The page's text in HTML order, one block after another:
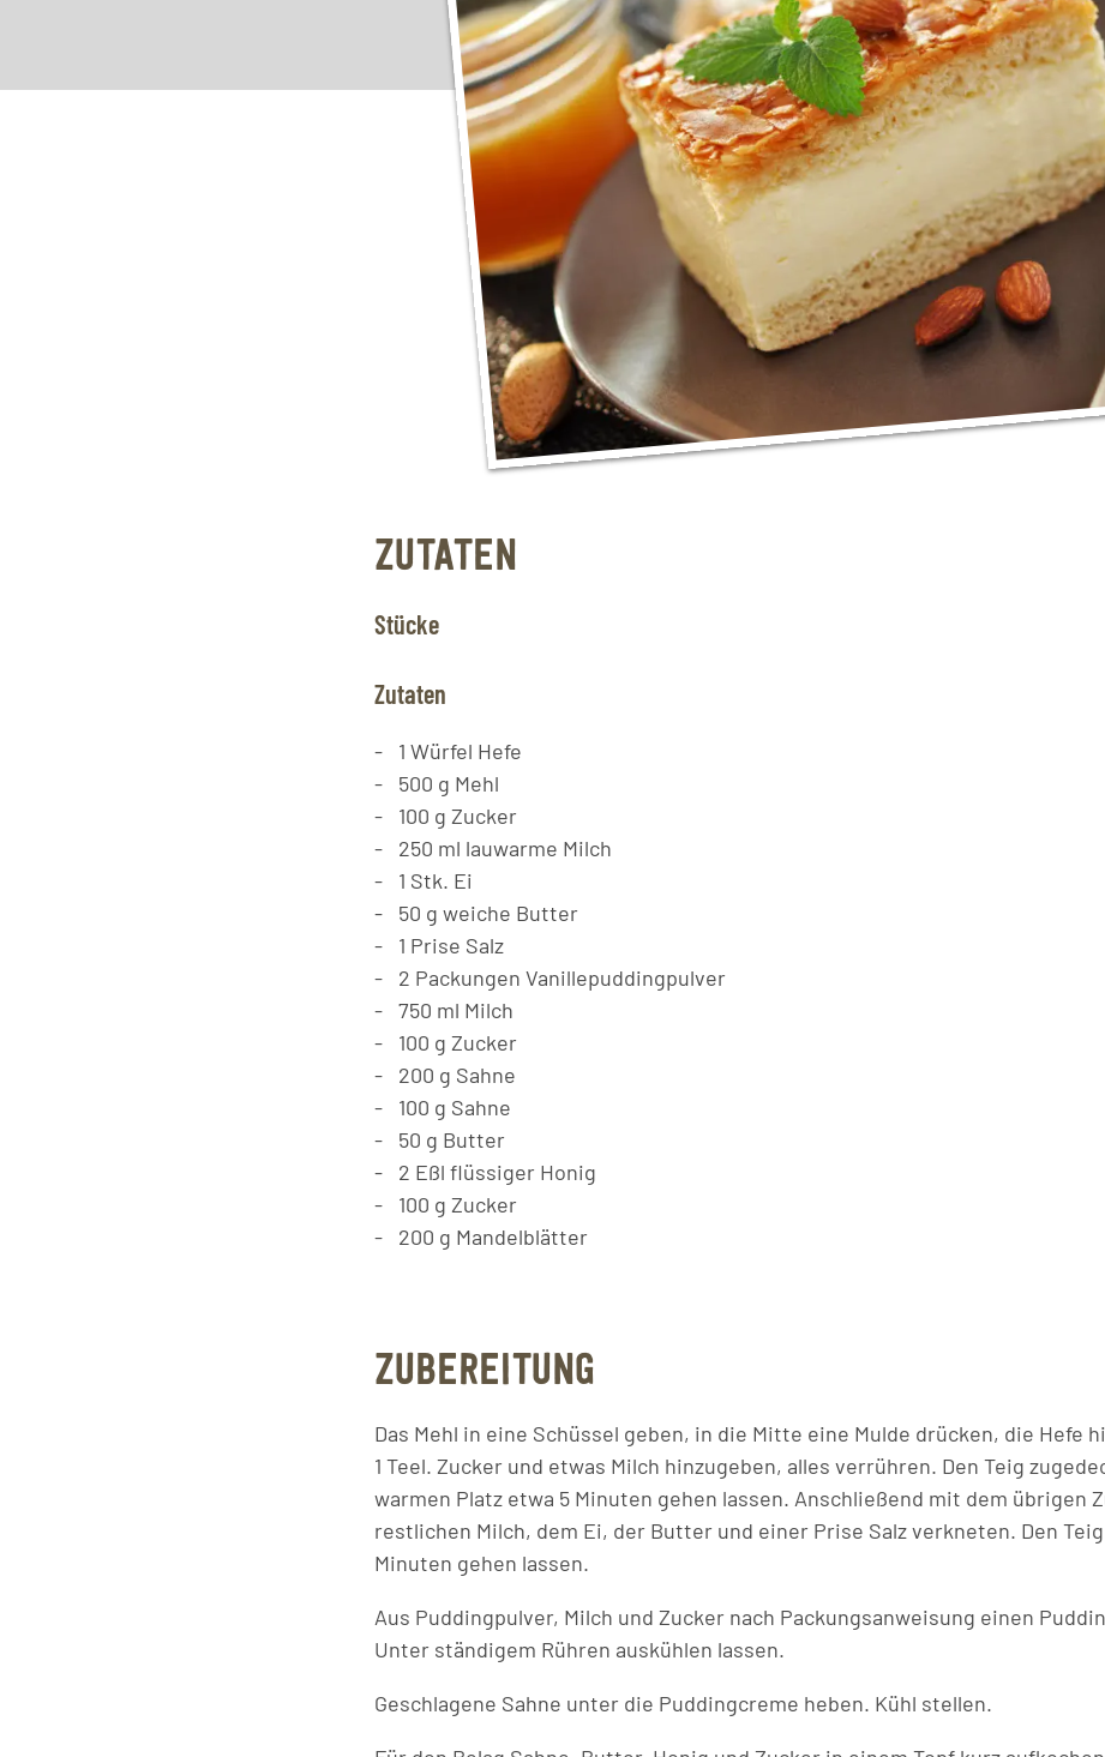
ZUTATEN
Stücke
Zutaten
1 Würfel Hefe
500 g Mehl
100 g Zucker
250 ml lauwarme Milch
1 Stk. Ei
50 g weiche Butter
1 Prise Salz
2 Packungen Vanillepuddingpulver
750 ml Milch
100 g Zucker
200 g Sahne
100 g Sahne
50 g Butter
2 Eßl flüssiger Honig
100 g Zucker
200 g Mandelblätter
ZUBEREITUNG
Das Mehl in eine Schüssel geben, in die Mitte eine Mulde drücken, die Hefe
1 Teel. Zucker und etwas Milch hinzugeben, alles verrühren. Den Teig
warmen Platz etwa 5 Minuten gehen lassen. Anschließend mit dem übrigen
restlichen Milch, dem Ei, der Butter und einer Prise Salz verkneten. Den
Minuten gehen lassen.
Aus Puddingpulver, Milch und Zucker nach Packungsanweisung einen
Unter ständigem Rühren auskühlen lassen.
Geschlagene Sahne unter die Puddingcreme heben. Kühl stellen.